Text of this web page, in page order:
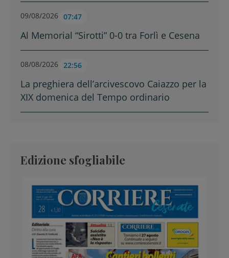
09/08/2026 07:47
Al Memorial “Sirotti” 0-0 tra Forlì e Cesena
08/08/2026 22:56
La preghiera dell’arcivescovo Caiazzo per la
XIX domenica del Tempo ordinario
Edizione sfogliabile